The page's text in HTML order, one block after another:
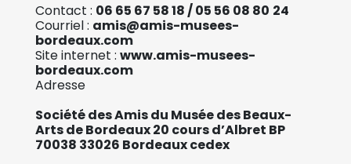
Contact : 06 65 67 58 18 / 05 56 08 80 24
Courriel : amis@amis-musees-
bordeaux.com
Site internet : www.amis-musees-
bordeaux.com
Adresse
Société des Amis du Musée des Beaux-
Arts de Bordeaux 20 cours d’Albret BP
70038 33026 Bordeaux cedex